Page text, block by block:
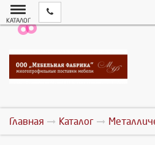
КАТАЛОГ
Главная Каталог